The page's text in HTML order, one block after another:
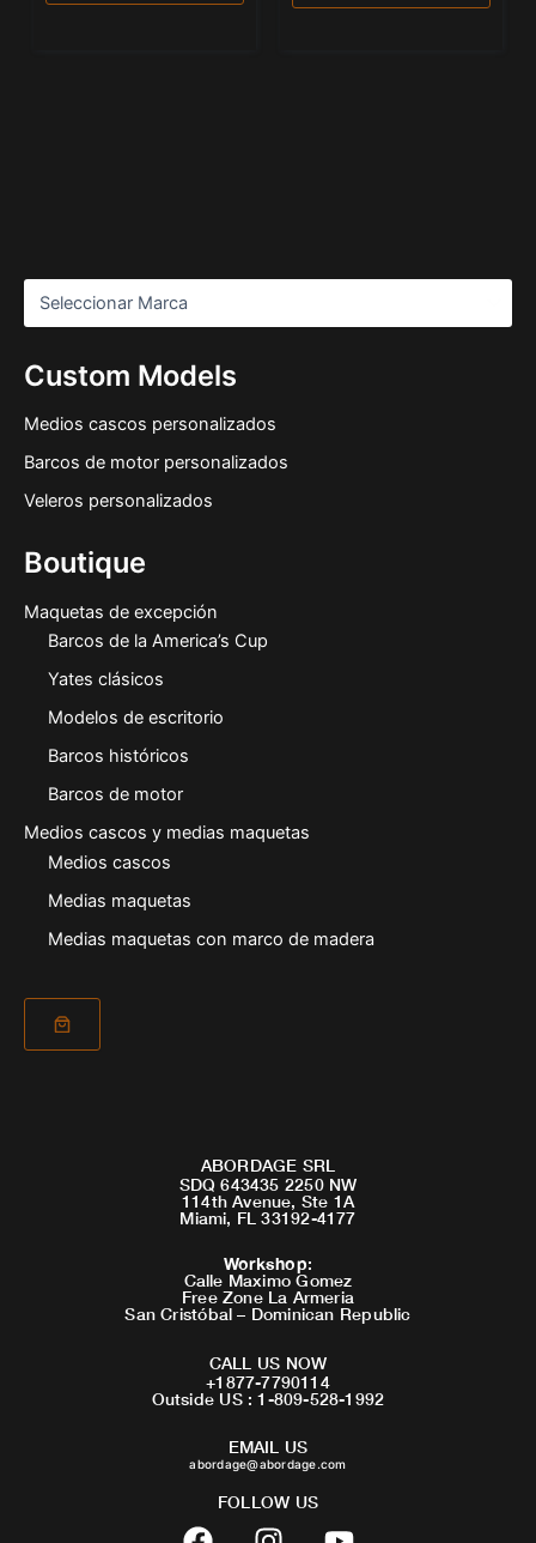
Custom Models
Medios cascos personalizados
Barcos de motor personalizados
Veleros personalizados
Boutique
Maquetas de excepción
Barcos de la America’s Cup
Yates clásicos
Modelos de escritorio
Barcos históricos
Barcos de motor
Medios cascos y medias maquetas
Medios cascos
Medias maquetas
Medias maquetas con marco de madera
ABORDAGE SRL
SDQ 643435 2250 NW
114th Avenue, Ste 1A
Miami, FL 33192-4177
Workshop:
Calle Maximo Gomez
Free Zone La Armeria
San Cristóbal – Dominican Republic
CALL US NOW
+1877-7790114
Outside US : 1-809-528-1992
EMAIL US
abordage@abordage.com
FOLLOW US
F
I
Y